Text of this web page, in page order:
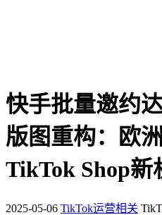
快手批量邀约
版图重构：欧
TikTok Shop新
2025-05-06 TikTok运营相关